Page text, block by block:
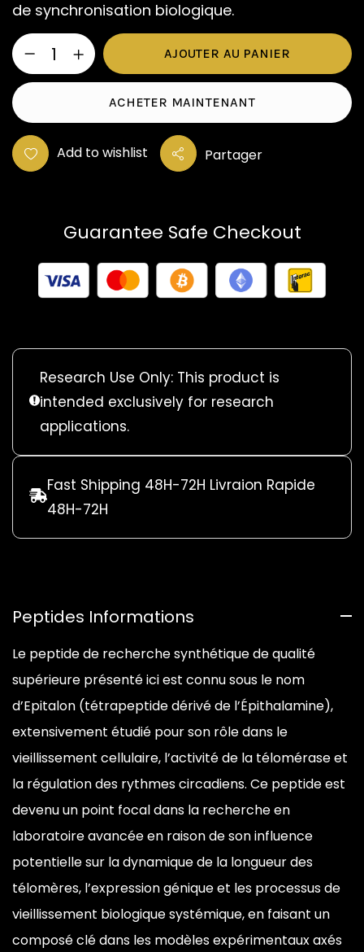
de synchronisation biologique.
AJOUTER AU PANIER
ACHETER MAINTENANT
Add to wishlist Partager
Guarantee Safe Checkout
Research Use Only: This product is
intended exclusively for research
applications.
Fast Shipping 48H-72H Livraion Rapide
48H-72H
Peptides Informations
Achetez
ÉPITALON
–
CURE
20
JOURS
Chez
Clinique
Minceur
|
Peptides
De
Recherche
Au
Québec
Le peptide de recherche synthétique de qualité
supérieure présenté ici est connu sous le nom
d’Epitalon (tétrapeptide dérivé de l’Épithalamine),
extensivement étudié pour son rôle dans le
vieillissement cellulaire, l’activité de la télomérase et
la régulation des rythmes circadiens. Ce peptide est
devenu un point focal dans la recherche en
laboratoire avancée en raison de son influence
potentielle sur la dynamique de la longueur des
télomères, l’expression génique et les processus de
vieillissement biologique systémique, en faisant un
composé clé dans les modèles expérimentaux axés